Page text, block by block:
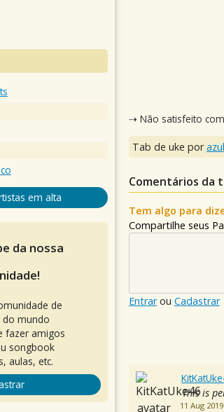
⇢ Não satisfeito
Tab de uke por
Comentários da
Tem algo para
Compartilhe seus
Entrarou Cadastrar
This is
11 Aug 2019
em alta
da nossa
de
do mundo
fazer amigos
songbook
aulas, etc.